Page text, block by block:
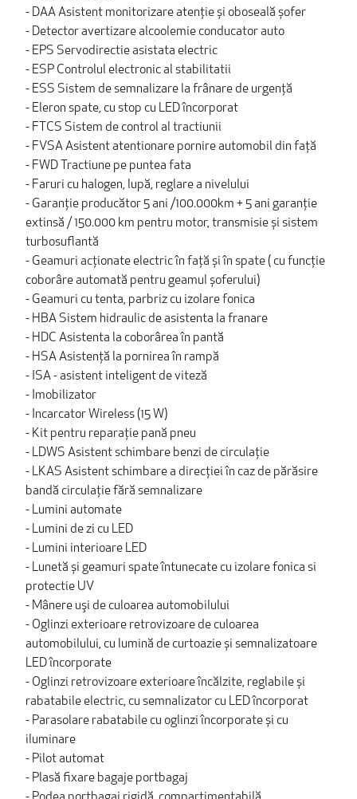
- DAA Asistent monitorizare atenție și oboseală șofer
- Detector avertizare alcoolemie conducator auto
- EPS Servodirectie asistata electric
- ESP Controlul electronic al stabilitatii
- ESS Sistem de semnalizare la frânare de urgenţă
- Eleron spate, cu stop cu LED încorporat
- FTCS Sistem de control al tractiunii
- FVSA Asistent atentionare pornire automobil din față
- FWD Tractiune pe puntea fata
- Faruri cu halogen, lupă, reglare a nivelului
- Garanție producător 5 ani /100.000km + 5 ani garanție
extinsă / 150.000 km pentru motor, transmisie și sistem
turbosuflantă
- Geamuri acționate electric în faţă și în spate ( cu funcție
coborâre automată pentru geamul șoferului)
- Geamuri cu tenta, parbriz cu izolare fonica
- HBA Sistem hidraulic de asistenta la franare
- HDC Asistenta la coborârea în pantă
- HSA Asistență la pornirea în rampă
- ISA - asistent inteligent de viteză
- Imobilizator
- Incarcator Wireless (15 W)
- Kit pentru reparaţie pană pneu
- LDWS Asistent schimbare benzi de circulație
- LKAS Asistent schimbare a direcției în caz de părăsire
bandă circulație fără semnalizare
- Lumini automate
- Lumini de zi cu LED
- Lumini interioare LED
- Lunetă și geamuri spate întunecate cu izolare fonica si
protectie UV
- Mânere uşi de culoarea automobilului
- Oglinzi exterioare retrovizoare de culoarea
automobilului, cu lumină de curtoazie și semnalizatoare
LED încorporate
- Oglinzi retrovizoare exterioare încălzite, reglabile și
rabatabile electric, cu semnalizator cu LED încorporat
- Parasolare rabatabile cu oglinzi încorporate și cu
iluminare
- Pilot automat
- Plasă fixare bagaje portbagaj